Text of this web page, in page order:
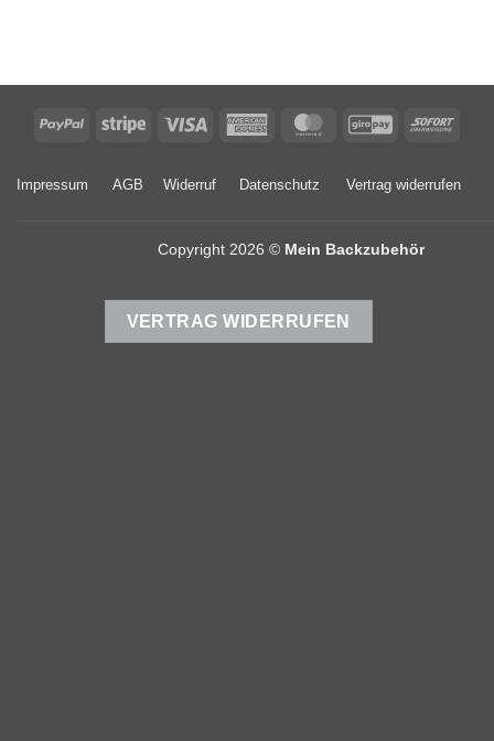
PayPal Stripe Visa
American
MasterCardGiroPay Sofort
Impressum AGB Widerruf Datenschutz Vertrag widerrufen
Copyright 2026 © Mein Backzubehör
VERTRAG WIDERRUFEN